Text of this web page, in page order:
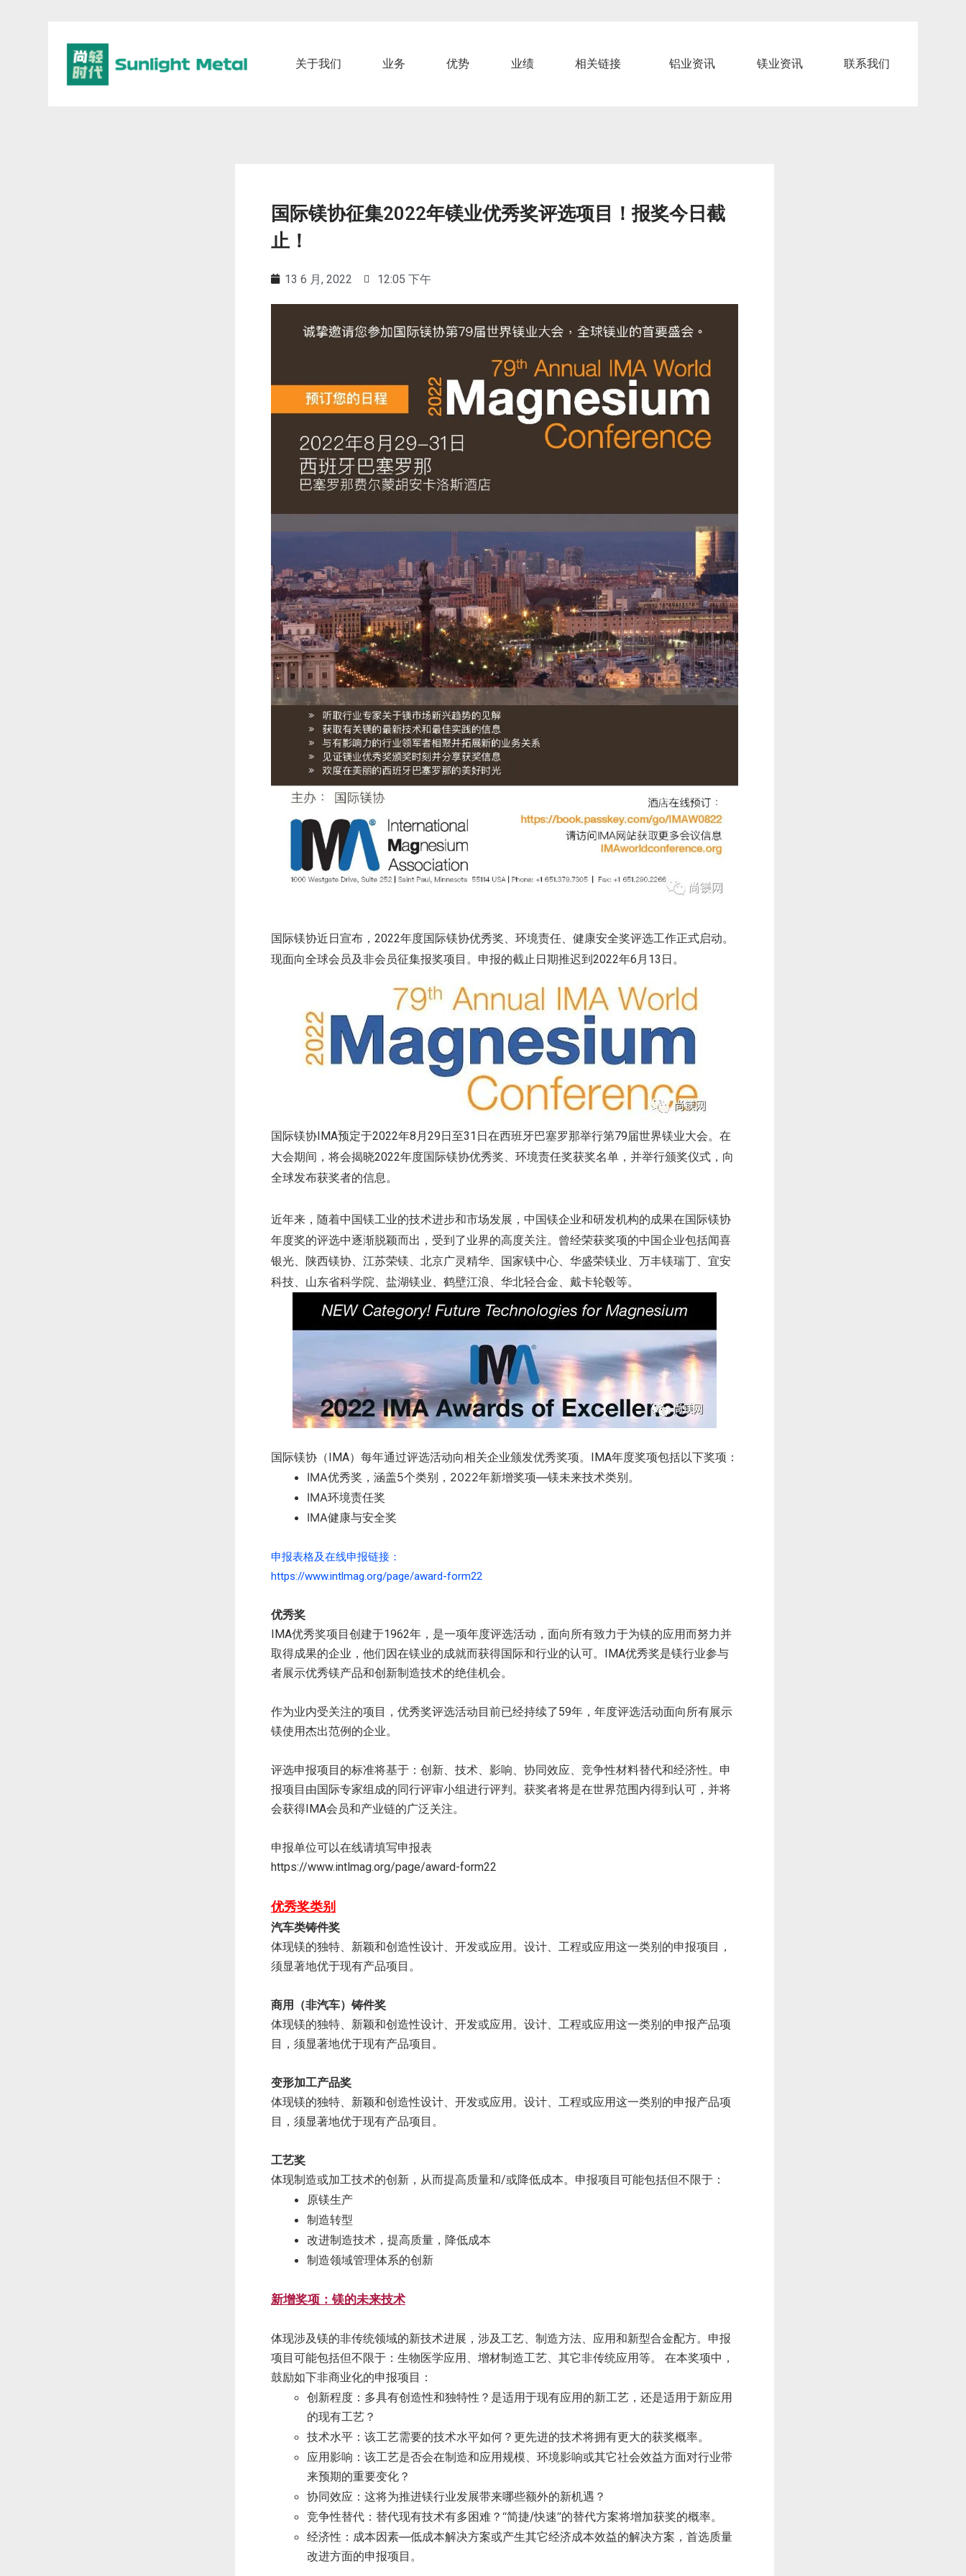
关于我们 业务 优势 业绩 相关链接 铝业资讯 镁业资讯 联系我们
国际镁协征集2022年镁业优秀奖评选项目！报奖今日截
止！
13 6 月, 2022 12:05 下午
国际镁协近日宣布，2022年度国际镁协优秀奖、环境责任、健康安全奖评选工作正式启动。
现面向全球会员及非会员征集报奖项目。申报的截止日期推迟到2022年6月13日。
国际镁协IMA预定于2022年8月29日至31日在西班牙巴塞罗那举行第79届世界镁业大会。在
大会期间，将会揭晓2022年度国际镁协优秀奖、环境责任奖获奖名单，并举行颁奖仪式，向
全球发布获奖者的信息。
近年来，随着中国镁工业的技术进步和市场发展，中国镁企业和研发机构的成果在国际镁协
年度奖的评选中逐渐脱颖而出，受到了业界的高度关注。曾经荣获奖项的中国企业包括闻喜
银光、陕西镁协、江苏荣镁、北京广灵精华、国家镁中心、华盛荣镁业、万丰镁瑞丁、宜安
科技、山东省科学院、盐湖镁业、鹤壁江浪、华北轻合金、戴卡轮毂等。
国际镁协（IMA）每年通过评选活动向相关企业颁发优秀奖项。IMA年度奖项包括以下奖项：
IMA优秀奖，涵盖5个类别，2022年新增奖项—镁未来技术类别。
IMA环境责任奖
IMA健康与安全奖
申报表格及在线申报链接：
https://www.intlmag.org/page/award-form22
优秀奖
IMA优秀奖项目创建于1962年，是一项年度评选活动，面向所有致力于为镁的应用而努力并
取得成果的企业，他们因在镁业的成就而获得国际和行业的认可。IMA优秀奖是镁行业参与
者展示优秀镁产品和创新制造技术的绝佳机会。
作为业内受关注的项目，优秀奖评选活动目前已经持续了59年，年度评选活动面向所有展示
镁使用杰出范例的企业。
评选申报项目的标准将基于：创新、技术、影响、协同效应、竞争性材料替代和经济性。申
报项目由国际专家组成的同行评审小组进行评判。获奖者将是在世界范围内得到认可，并将
会获得IMA会员和产业链的广泛关注。
申报单位可以在线请填写申报表
https://www.intlmag.org/page/award-form22
优秀奖类别
汽车类铸件奖
体现镁的独特、新颖和创造性设计、开发或应用。设计、工程或应用这一类别的申报项目，
须显著地优于现有产品项目。
商用（非汽车）铸件奖
体现镁的独特、新颖和创造性设计、开发或应用。设计、工程或应用这一类别的申报产品项
目，须显著地优于现有产品项目。
变形加工产品奖
体现镁的独特、新颖和创造性设计、开发或应用。设计、工程或应用这一类别的申报产品项
目，须显著地优于现有产品项目。
工艺奖
体现制造或加工技术的创新，从而提高质量和/或降低成本。申报项目可能包括但不限于：
原镁生产
制造转型
改进制造技术，提高质量，降低成本
制造领域管理体系的创新
新增奖项：镁的未来技术
体现涉及镁的非传统领域的新技术进展，涉及工艺、制造方法、应用和新型合金配方。申报
项目可能包括但不限于：生物医学应用、增材制造工艺、其它非传统应用等。 在本奖项中，
鼓励如下非商业化的申报项目：
创新程度：多具有创造性和独特性？是适用于现有应用的新工艺，还是适用于新应用
的现有工艺？
技术水平：该工艺需要的技术水平如何？更先进的技术将拥有更大的获奖概率。
应用影响：该工艺是否会在制造和应用规模、环境影响或其它社会效益方面对行业带
来预期的重要变化？
协同效应：这将为推进镁行业发展带来哪些额外的新机遇？
竞争性替代：替代现有技术有多困难？“简捷/快速”的替代方案将增加获奖的概率。
经济性：成本因素—低成本解决方案或产生其它经济成本效益的解决方案，首选质量
改进方面的申报项目。